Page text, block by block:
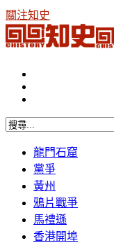
關注知史
龍門石窟
黨爭
黃州
鴉片戰爭
馬禮遜
香港開埠